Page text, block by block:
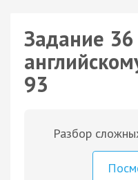
Задание 36
93
Разбор